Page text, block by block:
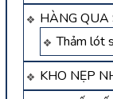
HÀNG QUA
Thảm lót
KHO NẸP